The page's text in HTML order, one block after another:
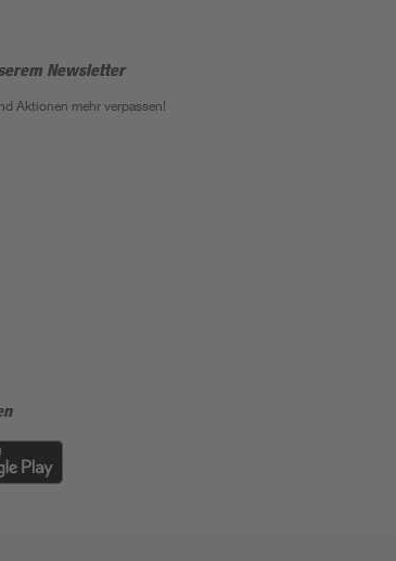
Newsletter
Aktionen mehr verpassen!